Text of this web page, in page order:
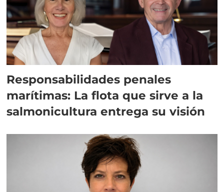
Responsabilidades penales
marítimas: La flota que sirve a la
salmonicultura entrega su visión